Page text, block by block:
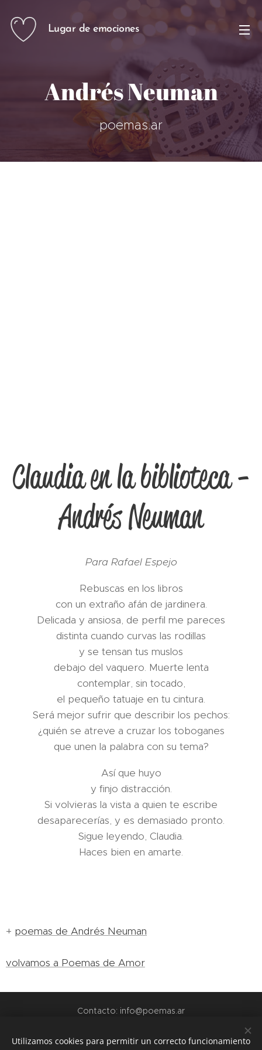
Lugar de emociones
Andrés Neuman
poemas.ar
Claudia en la biblioteca -
Andrés Neuman
Para Rafael Espejo
Rebuscas en los libros
con un extraño afán de jardinera.
Delicada y ansiosa, de perfil me pareces
distinta cuando curvas las rodillas
y se tensan tus muslos
debajo del vaquero. Muerte lenta
contemplar, sin tocado,
el pequeño tatuaje en tu cintura.
Será mejor sufrir que describir los pechos:
¿quién se atreve a cruzar los toboganes
que unen la palabra con su tema?
Así que huyo
y finjo distracción.
Si volvieras la vista a quien te escribe
desaparecerías, y es demasiado pronto.
Sigue leyendo, Claudia.
Haces bien en amarte.
+ poemas de Andrés Neuman
volvamos a Poemas de Amor
Contacto: info@poemas.ar
Utilizamos cookies para permitir un correcto funcionamiento